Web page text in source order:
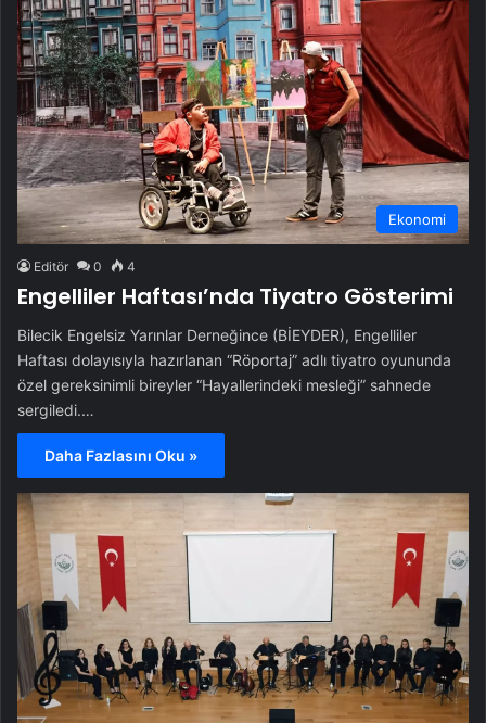
Ekonomi
Editör 0 4
Engelliler Haftası’nda Tiyatro Gösterimi
Bilecik Engelsiz Yarınlar Derneğince (BİEYDER), Engelliler
Haftası dolayısıyla hazırlanan “Röportaj” adlı tiyatro oyununda
özel gereksinimli bireyler “Hayallerindeki mesleği” sahnede
sergiledi.…
Daha Fazlasını Oku »